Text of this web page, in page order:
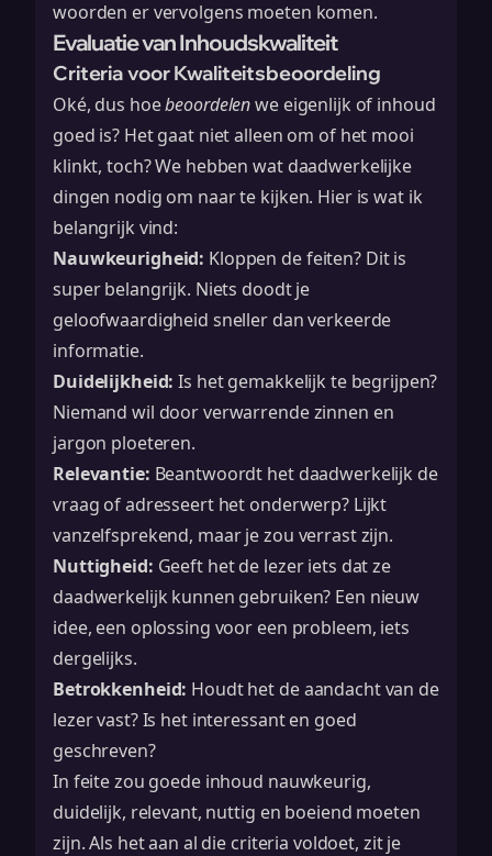
woorden er vervolgens moeten komen.
Evaluatie van Inhoudskwaliteit
Criteria voor Kwaliteitsbeoordeling
Oké, dus hoebeoordelenwe eigenlijk of inhoud
goed is? Het gaat niet alleen om of het mooi
klinkt, toch? We hebben wat daadwerkelijke
dingen nodig om naar te kijken. Hier is wat ik
belangrijk vind:
Nauwkeurigheid: Kloppen de feiten? Dit is
super belangrijk. Niets doodt je
geloofwaardigheid sneller dan verkeerde
informatie.
Duidelijkheid: Is het gemakkelijk te begrijpen?
Niemand wil door verwarrende zinnen en
jargon ploeteren.
Relevantie: Beantwoordt het daadwerkelijk de
vraag of adresseert het onderwerp? Lijkt
vanzelfsprekend, maar je zou verrast zijn.
Nuttigheid: Geeft het de lezer iets dat ze
daadwerkelijk kunnen gebruiken? Een nieuw
idee, een oplossing voor een probleem, iets
dergelijks.
Betrokkenheid: Houdt het de aandacht van de
lezer vast? Is het interessant en goed
geschreven?
In feite zou goede inhoud nauwkeurig,
duidelijk, relevant, nuttig en boeiend moeten
zijn. Als het aan al die criteria voldoet, zit je